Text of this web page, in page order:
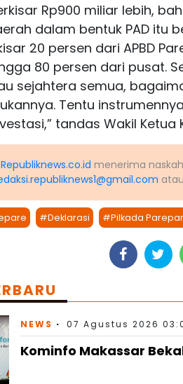
Rp900 miliar lebih,
dalam bentuk PAD itu
20 persen dari APBD
80 persen dari pusat.
sejahtera semua,
Tentu
tandas Wakil Ketua
Republiknews.co.id menerima
#Deklarasi #Pilkada
NEWS 07 Agustus 2026
Kominfo Makassar